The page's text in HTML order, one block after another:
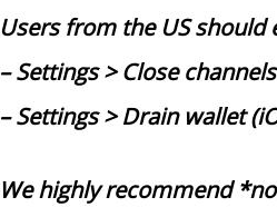
Users from the US
– Settings > Close
– Settings > Drain wallet
We highly recommend